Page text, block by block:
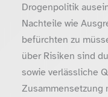
Drogenpolitik
Nachteile wie
befürchten zu
über Risiken sind
sowie verlässliche
Zusammensetzung